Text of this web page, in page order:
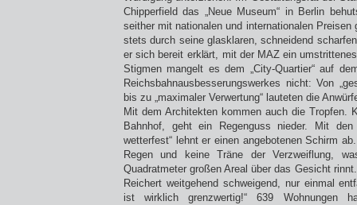
Chipperfield das „Neue Museum“ in Berlin
seither mit nationalen und internationalen Preisen
stets durch seine glasklaren, schneidend
er sich bereit erklärt, mit der MAZ ein
Stigmen mangelt es dem „City-Quartier“ auf
Reichsbahnausbesserungswerkes nicht: Von
bis zu „maximaler Verwertung“ lauteten die
Mit dem Architekten kommen auch die Tropfen.
Bahnhof, geht ein Regenguss nieder. Mit
wetterfest“ lehnt er einen angebotenen Schirm
Regen und keine Träne der Verzweiflung,
Quadratmeter großen Areal über das Gesicht
Reichert weitgehend schweigend, nur einmal
ist wirklich grenzwertig!“ 639 Wohnungen